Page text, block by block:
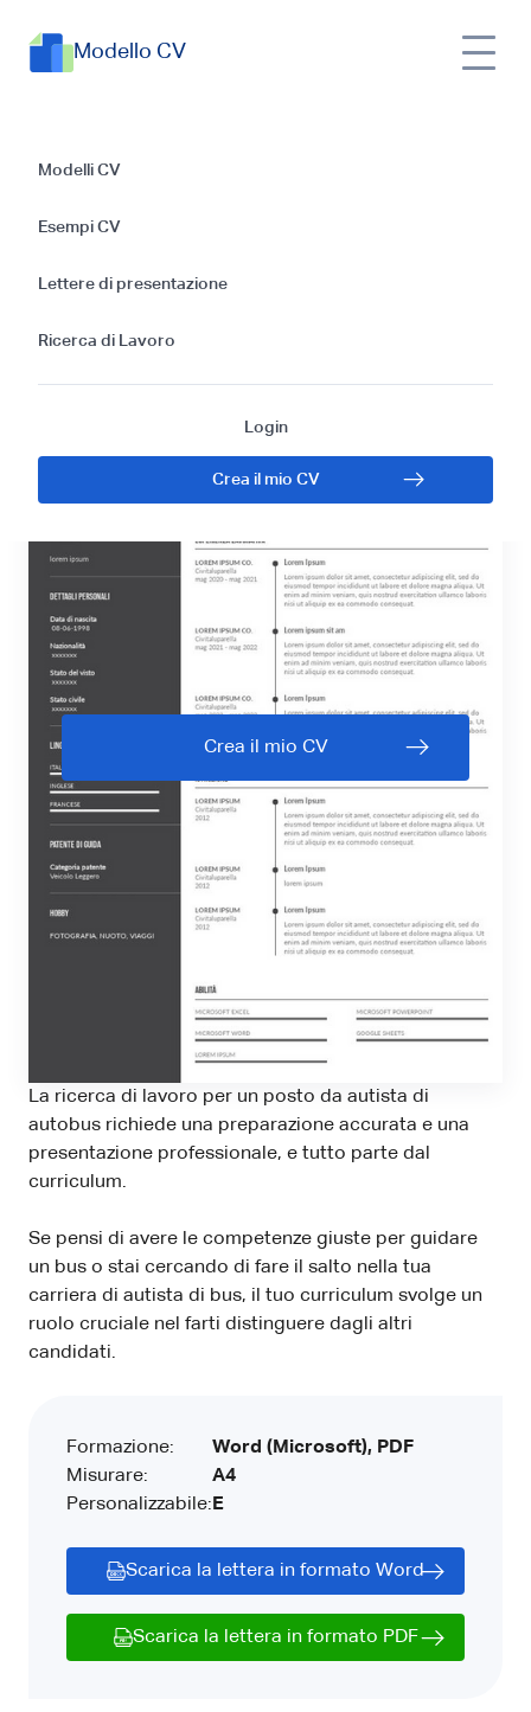
Modello CV
Modelli CV
Esempi CV
Lettere di presentazione
Ricerca di Lavoro
Login
Crea il mio CV
Guida completa alla
creazione del
curriculum autista
autobus
Crea il mio CV
La ricerca di lavoro per un posto da autista di
autobus richiede una preparazione accurata e una
presentazione professionale, e tutto parte dal
curriculum.
Se pensi di avere le competenze giuste per guidare
un bus o stai cercando di fare il salto nella tua
carriera di autista di bus, il tuo curriculum svolge un
ruolo cruciale nel farti distinguere dagli altri
candidati.
Formazione:
Misurare:
Personalizzabile:
Word (Microsoft), PDF
A4
E
Scarica la lettera in formato Word
Scarica la lettera in formato PDF